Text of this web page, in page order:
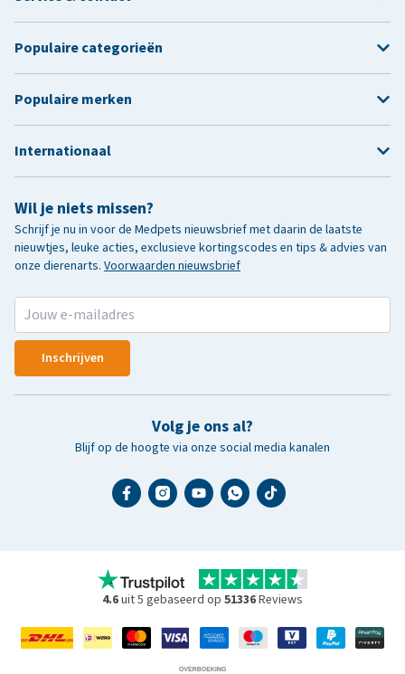
Wil je niets missen?
Schrijf je nu in voor de Medpets nieuwsbrief met daarin de laatste
nieuwtjes, leuke acties, exclusieve kortingscodes en tips & advies van
onze dierenarts. Voorwaarden nieuwsbrief
Inschrijven
Volg je ons al?
Blijf op de hoogte via onze social media kanalen
Populaire categorieën
Populaire merken
Internationaal
4.6uit 5 gebaseerd op 51336Reviews